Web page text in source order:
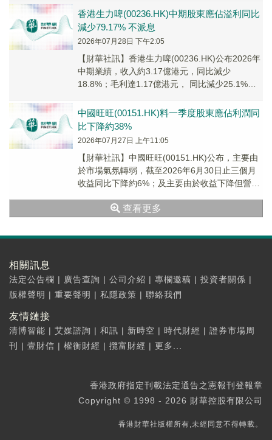
氣周期。
香港生力啤(00236.HK)中期股東應佔溢利同比
減少79.17% 不派息
2026年07月28日 下午2:05
【財華社訊】香港生力啤(00236.HK)公布2026年
中期業績，收入約3.17億港元，同比減少
18.8%；毛利達1.17億港元， 同比減少25.1%，
中國旺旺(00151.HK)料一季度股東應佔利潤同
比下降約38%
2026年07月27日 上午11:05
【財華社訊】中國旺旺(00151.HK)公布，主要由
於市場氣氛轉弱，截至2026年6月30日止三個月
收益同比下降約6%；及主要由於收益下降但營業
查看更多
相關訊息
法定公告欄 | 廣告查詢 | 公司介紹 | 專欄邀稿 | 投資者關係 |
版權聲明 | 重要聲明 | 私隱政策 | 聯絡我們
友情鏈接
清博智能 | 艾媒諮詢 | 和訊 | 新時空 | 時代財經 | 證券市場周
刊
| 壹財信 | 權衡財經 | 攬富財經 | 更多...
香港政府指定刊載法定通告之憲報刊登報章
Copyright © 1998 - 2026 財華控股有限公司
香港財華社版權所有,未經同意不得轉載。